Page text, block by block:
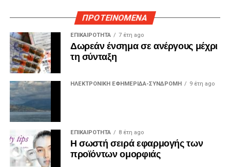
ΠΡΟΤΕΙΝΟΜΕΝΑ
ΕΠΙΚΑΙΡΟΤΗΤΑ 7 έτη ago
Δωρεάν ένσημα σε ανέργους μέχρι
τη σύνταξη
ΗΛΕΚΤΡΟΝΙΚΗ ΕΦΗΜΕΡΙΔΑ-ΣΥΝΔΡΟΜΗ 9 έτη ago
ΕΠΙΚΑΙΡΟΤΗΤΑ 8 έτη ago
Η σωστή σειρά εφαρμογής των
προϊόντων ομορφιάς